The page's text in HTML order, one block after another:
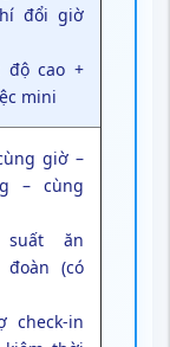
đổi giờ
độ cao +
mini
giờ –
– cùng
ăn
đoàn (có
in